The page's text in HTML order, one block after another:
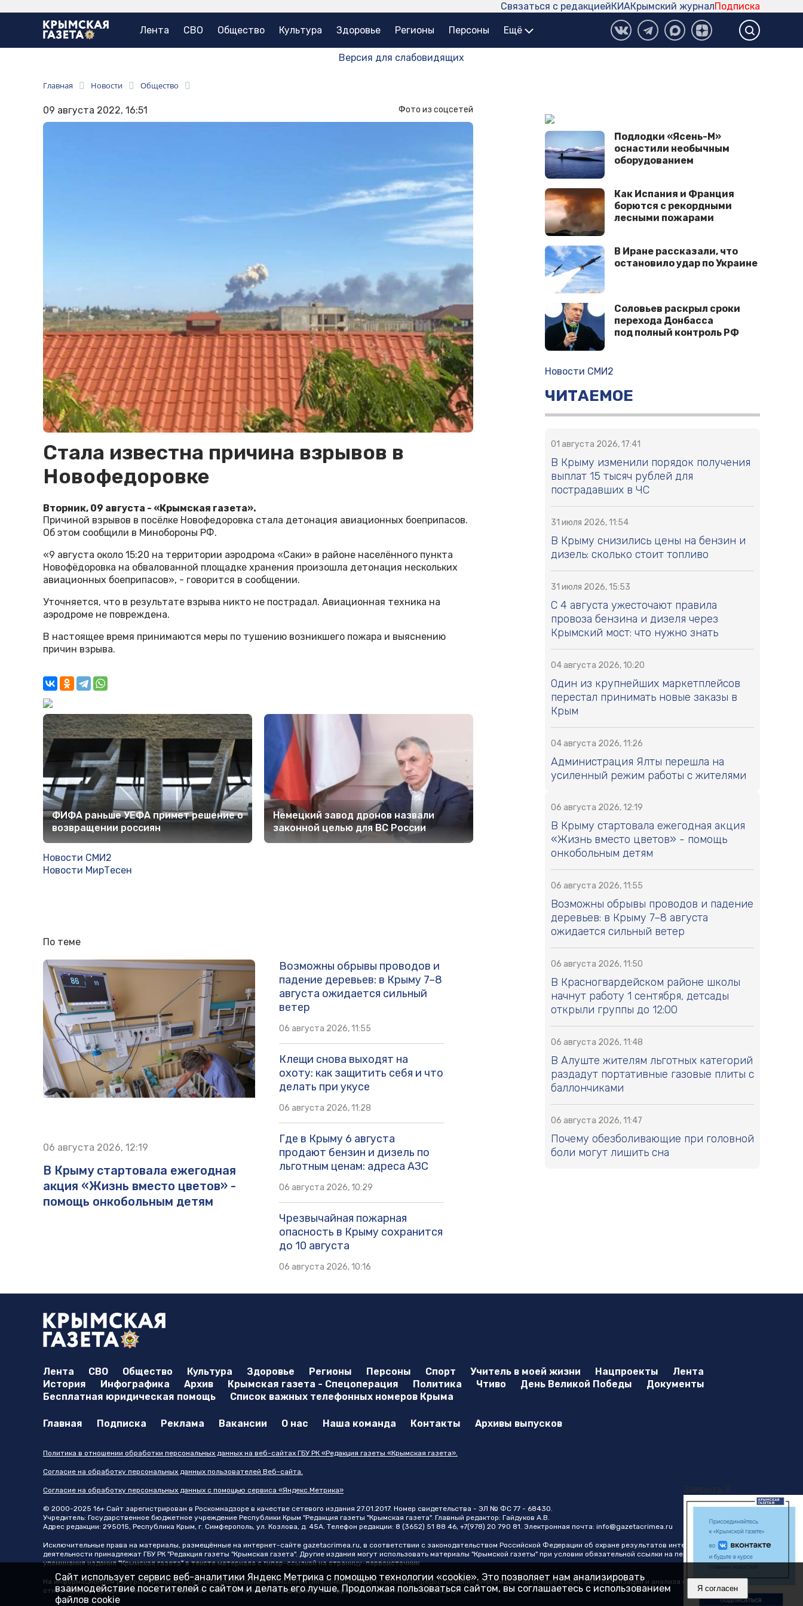
Подписка
Крымский журнал
КИА
Связаться с редакцией
Лента СВО Общество Культура Здоровье Регионы Персоны Ещё
Версия для слабовидящих
Главная Новости Общество
09 августа 2022, 16:51 Фото из соцсетей
Стала известна причина взрывов в
Новофедоровке
Вторник, 09 августа - «Крымская газета».
Причиной взрывов в посёлке Новофедоровка стала детонация авиационных боеприпасов.
Об этом сообщили в Минобороны РФ.
«9 августа около 15:20 на территории аэродрома «Саки» в районе населённого пункта
Новофёдоровка на обвалованной площадке хранения произошла детонация нескольких
авиационных боеприпасов», - говорится в сообщении.
Уточняется, что в результате взрыва никто не пострадал. Авиационная техника на
аэродроме не повреждена.
В настоящее время принимаются меры по тушению возникшего пожара и выяснению
причин взрыва.
ФИФА раньше УЕФА примет решение о
возвращении россиян
Немецкий завод дронов назвали
законной целью для ВС России
Новости СМИ2
Новости МирТесен
По теме
06 августа 2026, 12:19
В Крыму стартовала ежегодная
акция «Жизнь вместо цветов» -
помощь онкобольным детям
Возможны обрывы проводов и
падение деревьев: в Крыму 7–8
августа ожидается сильный
ветер
06 августа 2026, 11:55
Клещи снова выходят на
охоту: как защитить себя и что
делать при укусе
06 августа 2026, 11:28
Где в Крыму 6 августа
продают бензин и дизель по
льготным ценам: адреса АЗС
06 августа 2026, 10:29
Чрезвычайная пожарная
опасность в Крыму сохранится
до 10 августа
06 августа 2026, 10:16
Подлодки «Ясень-М»
оснастили необычным
оборудованием
Как Испания и Франция
борются с рекордными
лесными пожарами
В Иране рассказали, что
остановило удар по Украине
Соловьев раскрыл сроки
перехода Донбасса
под полный контроль РФ
Новости СМИ2
ЧИТАЕМОЕ
01 августа 2026, 17:41
В Крыму изменили порядок получения
выплат 15 тысяч рублей для
пострадавших в ЧС
31 июля 2026, 11:54
В Крыму снизились цены на бензин и
дизель: сколько стоит топливо
31 июля 2026, 15:53
С 4 августа ужесточают правила
провоза бензина и дизеля через
Крымский мост: что нужно знать
04 августа 2026, 10:20
Один из крупнейших маркетплейсов
перестал принимать новые заказы в
Крым
04 августа 2026, 11:26
Администрация Ялты перешла на
усиленный режим работы с жителями
06 августа 2026, 12:19
В Крыму стартовала ежегодная акция
«Жизнь вместо цветов» - помощь
онкобольным детям
06 августа 2026, 11:55
Возможны обрывы проводов и падение
деревьев: в Крыму 7–8 августа
ожидается сильный ветер
06 августа 2026, 11:50
В Красногвардейском районе школы
начнут работу 1 сентября, детсады
открыли группы до 12:00
06 августа 2026, 11:48
В Алуште жителям льготных категорий
раздадут портативные газовые плиты с
баллончиками
06 августа 2026, 11:47
Почему обезболивающие при головной
боли могут лишить сна
Закрыть X
Лента СВО Общество Культура Здоровье Регионы Персоны Спорт Учитель в моей жизни Нацпроекты
Лента
История
Инфографика Архив Крымская газета - Спецоперация Политика Чтиво День Великой Победы
Документы
Бесплатная юридическая помощь
Список важных телефонных номеров Крыма
Главная Подписка Реклама Вакансии О нас Наша команда Контакты Архивы выпусков
Политика в отношении обработки персональных данных на веб-сайтах ГБУ РК «Редакция газеты «Крымская газета».
Согласие на обработку персональных данных пользователей Веб-сайта.
Согласие на обработку персональных данных с помощью сервиса «Яндекс.Метрика»
© 2000-2025 16+ Сайт зарегистрирован в Роскомнадзоре в качестве сетевого издания 27.01.2017. Номер свидетельства - ЭЛ № ФС 77 - 68430.
Учредитель: Государственное бюджетное учреждение Республики Крым "Редакция газеты "Крымская газета". Главный редактор: Гайдуков А.В.
Адрес редакции: 295015, Республика Крым, г. Симферополь, ул. Козлова, д. 45А. Телефон редакции: 8 (3652) 51 88 46, +7(978) 20 790 81. Электронная почта: info@gazetacrimea.ru
Исключительные права на материалы, размещённые на интернет-сайте gazetacrimea.ru, в соответствии с законодательством Российской Федерации об охране результатов интеллектуальной
деятельности принадлежат ГБУ РК "Редакция газеты "Крымская газета". Другие издания могут использовать материалы "Крымской газеты" при условии обязательной ссылки на первоисточник в виде
упоминания издания "Крымская газета" в тексте материала с гипер-ссылкой на страницу-первоисточник
На информационном ресурсе применяются рекомендательные технологии (информационные технологии предоставления информации на основе сбора, систематизации и анализа сведений,
относящихся к предпочтениям пользователей сети "Интернет", находящихся на территории Российской Федерации)
Сайт использует сервис веб-аналитики Яндекс Метрика с помощью технологии «cookie». Это позволяет нам анализировать
взаимодействие посетителей с сайтом и делать его лучше. Продолжая пользоваться сайтом, вы соглашаетесь с использованием
файлов cookie
Я согласен